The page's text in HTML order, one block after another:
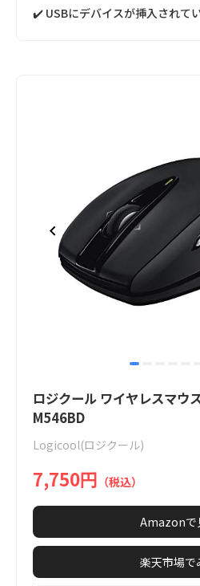
✔️ USBにデバイスが挿入されて
1
of
8
ロジクール ワイヤレスマウ
M546BD
Logicool(ロジクール)
7,750円 （税込）
Amazonで
楽天市場で